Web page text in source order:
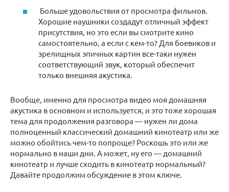
Больше удовольствия от просмотра фильмов.
Хорошие наушники создадут отличный эффект
присутствия, но это если вы смотрите кино
самостоятельно, а если с кем-то? Для боевиков и
зрелищных эпичных картин все-таки нужен
соответствующий звук, который обеспечит
только внешняя акустика.
Вообще, именно для просмотра видео моя домашняя
акустика в основном и используется, и это тоже хорошая
тема для продолжения разговора — нужен ли дома
полноценный классический домашний кинотеатр или же
можно обойтись чем-то попроще? Роскошь это или же
нормально в наши дни. А может, ну его — домашний
кинотеатр и лучше сходить в кинотеатр нормальный?
Давайте продолжим обсуждение в этом ключе.